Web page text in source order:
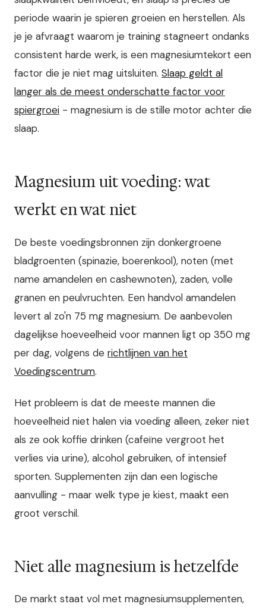
periode waarin je spieren groeien en herstellen. Als
je je afvraagt waarom je training stagneert ondanks
consistent harde werk, is een magnesiumtekort een
factor die je niet mag uitsluiten. Slaap geldt al
langer als de meest onderschatte factor voor
spiergroei - magnesium is de stille motor achter die
slaap.
Magnesium uit voeding: wat
werkt en wat niet
De beste voedingsbronnen zijn donkergroene
bladgroenten (spinazie, boerenkool), noten (met
name amandelen en cashewnoten), zaden, volle
granen en peulvruchten. Een handvol amandelen
levert al zo'n 75 mg magnesium. De aanbevolen
dagelijkse hoeveelheid voor mannen ligt op 350 mg
per dag, volgens de richtlijnen van het
Voedingscentrum.
Het probleem is dat de meeste mannen die
hoeveelheid niet halen via voeding alleen, zeker niet
als ze ook koffie drinken (cafeïne vergroot het
verlies via urine), alcohol gebruiken, of intensief
sporten. Supplementen zijn dan een logische
aanvulling - maar welk type je kiest, maakt een
groot verschil.
Niet alle magnesium is hetzelfde
De markt staat vol met magnesiumsupplementen,